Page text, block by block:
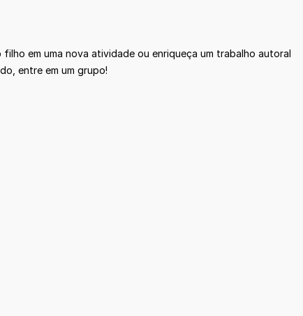
em uma nova atividade ou enriqueça um trabalho autoral
entre em um grupo!